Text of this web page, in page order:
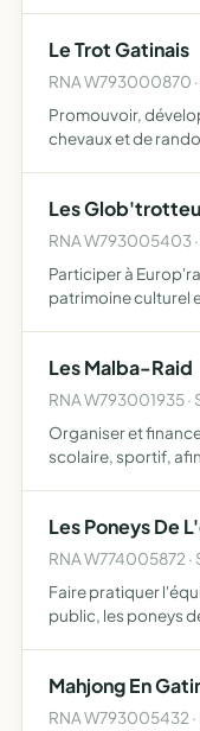
Le Trot Gatinais
RNA W793000870
Promouvoir,
chevaux et de
Les
RNA W793005403
Participer à
patrimoine culturel
coopérat…
Les Malba-Raid
RNA W793001935
Organiser et
scolaire, sportif,
Les Poneys De
RNA W774005872 ·
Faire pratiquer
public, les poneys
Mahjong En
RNA W793005432